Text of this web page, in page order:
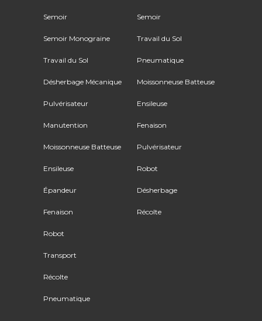
Semoir
Semoir Monograine
Travail du Sol
Désherbage Mécanique
Pulvérisateur
Manutention
Moissonneuse Batteuse
Ensileuse
Épandeur
Fenaison
Robot
Transport
Récolte
Pneumatique
Semoir
Travail du Sol
Pneumatique
Moissonneuse Batteuse
Ensileuse
Fenaison
Pulvérisateur
Robot
Désherbage
Récolte